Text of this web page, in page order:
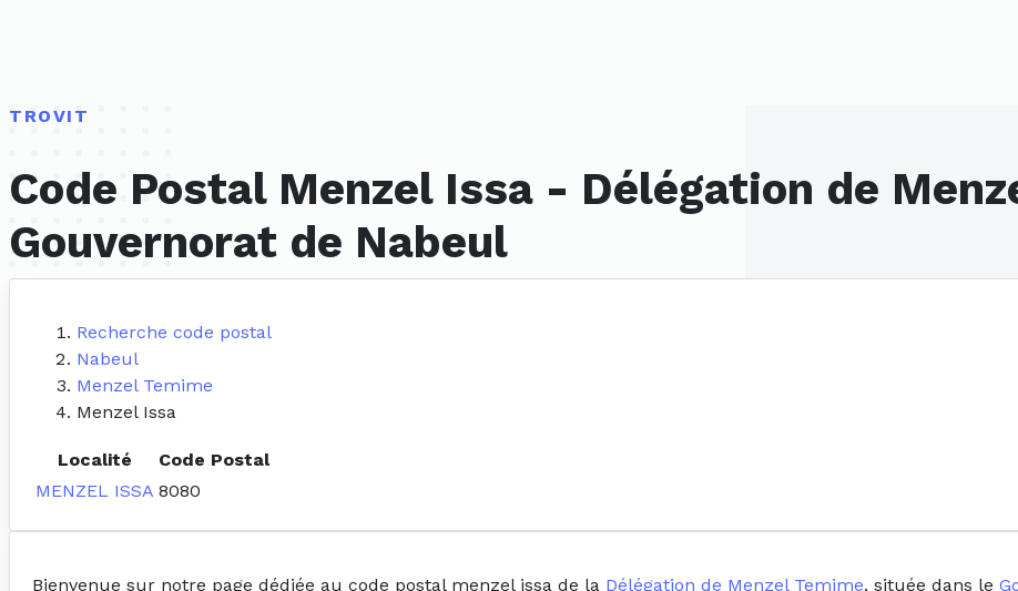
TROVIT
Code Postal Menzel Issa - Délégation de
Gouvernorat de Nabeul
Recherche code postal
Nabeul
Menzel Temime
Menzel Issa
Localité
Code Postal
MENZEL ISSA 8080
Bienvenue sur notre page dédiée au code postal menzel issa de la Délégation de Menzel Temime, située dans le